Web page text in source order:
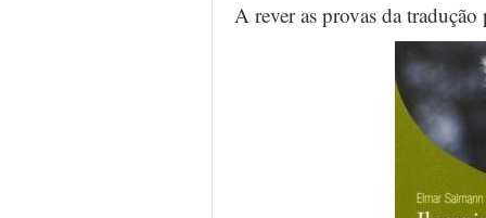
A rever as provas da